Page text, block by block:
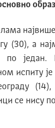
највише
(30), а
по
испиту
се нису